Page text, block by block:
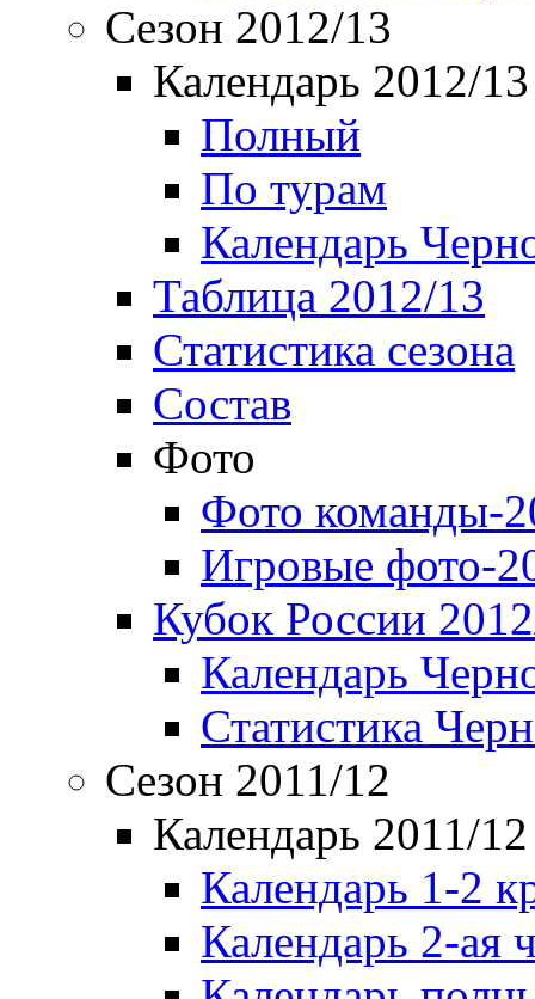
Сезон 2012/13
Календарь 2012/13
Полный
По турам
Календарь
Таблица 2012/13
Статистика сезона
Состав
Фото
Фото команды-
Игровые фото-
Кубок России
Календарь
Статистика
Сезон 2011/12
Календарь 2011/12
Календарь 1-2
Календарь 2-ая